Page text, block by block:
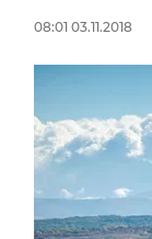
08:01 03.11.2018